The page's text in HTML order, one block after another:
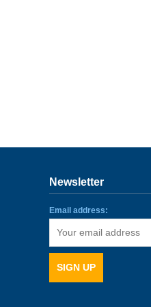
Newsletter
Email address: